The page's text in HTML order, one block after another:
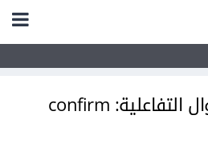
الدوال التفاعلية: confirm